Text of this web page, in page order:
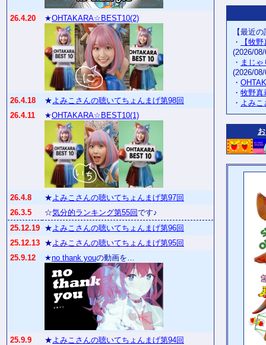
26.4.20 ★OHTAKARA☆BEST10(2)
26.4.18 ★よみこさんの聴いてちょんまげ第98回
26.4.11
★OHTAKARA☆BEST10(1)
26.4.8 ★よみこさんの聴いてちょんまげ第97回
26.3.5
☆気分的ランキング第55回です♪
25.12.19 ★よみこさんの聴いてちょんまげ第96回
25.12.13 ★よみこさんの聴いてちょんまげ第95回
25.9.12
★no thank youの動画を…
25.9.9 ★よみこさんの聴いてちょんまげ第94回
【最近
・
【牧
(2026/
・ まじ
(2026/
・
・ 牧野真
・ よみこ